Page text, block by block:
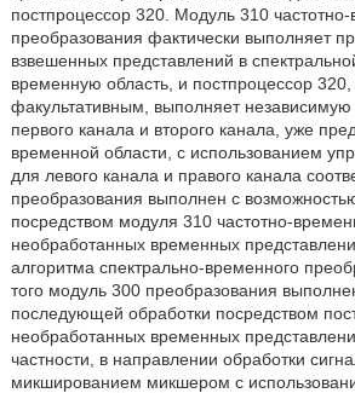
постпроцессор 320. Модуль 310
преобразования фактически выполняет
взвешенных представлений в
временную область, и постпроцессор 320,
факультативным, выполняет независимую
первого канала и второго канала, уже
временной области, с использованием
для левого канала и правого канала
преобразования выполнен с
посредством модуля 310 частотно-
необработанных временных
алгоритма спектрально-временного
того модуль 300 преобразования
последующей обработки посредством
необработанных временных
частности, в направлении обработки
микшированием микшером с